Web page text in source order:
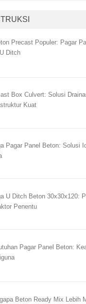
Precast Populer: Pagar
Ditch
Box Culvert: Solusi
Kuat
Pagar Panel Beton: Solusi
U Ditch Beton 30x30x120:
Penentu
Pagar Panel Beton:
Beton Ready Mix Lebih